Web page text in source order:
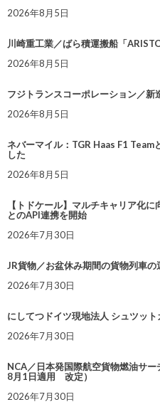
2026年8月5日
川崎重工業／ばら積運搬船「
2026年8月5日
フジトランスコーポレーション／新
2026年8月5日
ネバーマイル：TGR Haas F1 Team
した
2026年8月5日
【トドケール】マルチキャリア化
とのAPI連携を開始
2026年7月30日
JR貨物／お盆休み期間の貨物列車の
2026年7月30日
にしてつドイツ現地法人 シュツッ
2026年7月30日
NCA／日本発国際航空貨物燃油サ
8月1日適用 改定）
2026年7月30日